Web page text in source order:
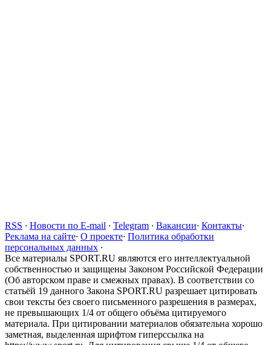
RSS · Новости по E-mail · Telegram · Вакансии· Контакты·
Реклама на сайте· О проекте· Политика обработки
персональных данных ·
Все материалы SPORT.RU являются его интеллектуальной
собственностью и защищены Законом Российской Федерации
(Об авторском праве и смежных правах). В соответствии со
статьёй 19 данного Закона SPORT.RU разрешает цитировать
свои тексты без своего письменного разрешения в размерах,
не превышающих 1/4 от общего объёма цитируемого
материала. При цитировании материалов обязательна хорошо
заметная, выделенная шрифтом гиперссылка на